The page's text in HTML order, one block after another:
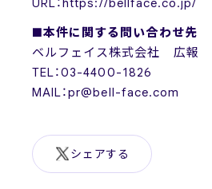
URL：https://bellface.co.jp/
■本件に関する問い合わせ先
ベルフェイス株式会社 広報
TEL：03-4400-1826
MAIL：pr@bell-face.com
シェアする